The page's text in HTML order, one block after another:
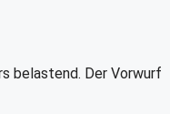
belastend. Der Vorwurf